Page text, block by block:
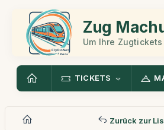
Zug
Um Ihre
TICKETS
Zurück zur